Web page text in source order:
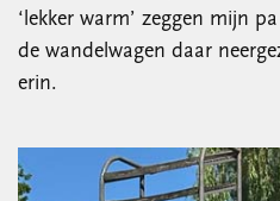
‘lekker warm’ zeggen mijn
de wandelwagen daar
erin.